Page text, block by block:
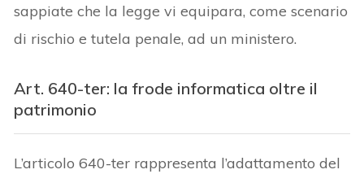
sappiate che la legge vi equipara, come scenario
di rischio e tutela penale, ad un ministero.
Art. 640-ter: la frode informatica oltre il
patrimonio
L’articolo 640-ter rappresenta l’adattamento del